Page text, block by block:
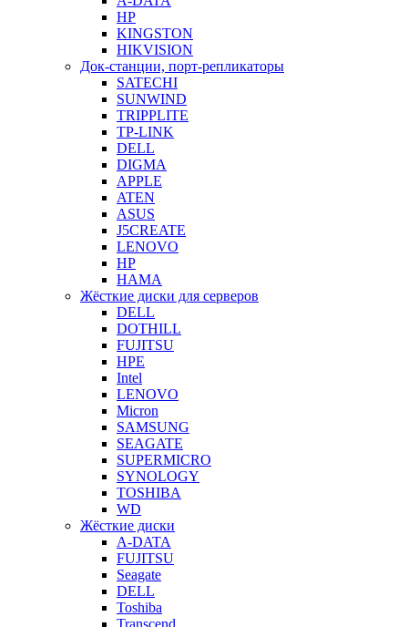
HP
KINGSTON
HIKVISION
Док-станции, порт-репликаторы
SATECHI
SUNWIND
TRIPPLITE
TP-LINK
DELL
DIGMA
APPLE
ATEN
ASUS
J5CREATE
LENOVO
HP
HAMA
Жёсткие диски для серверов
DELL
DOTHILL
FUJITSU
HPE
Intel
LENOVO
Micron
SAMSUNG
SEAGATE
SUPERMICRO
SYNOLOGY
TOSHIBA
WD
Жёсткие диски
A-DATA
FUJITSU
Seagate
DELL
Toshiba